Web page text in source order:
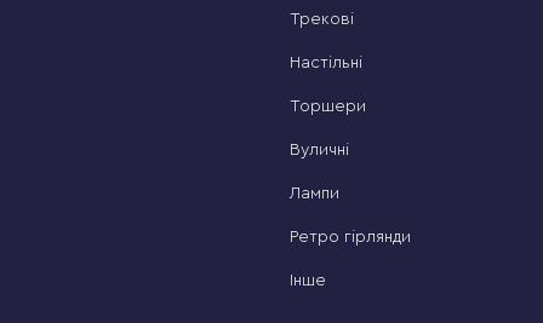
Трекові
Настільні
Торшери
Вуличні
Лампи
Ретро гірлянди
Інше